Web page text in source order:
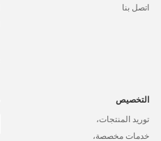
اتصل بنا
التخصيص
توريد المنتجات،
خدمات مخصصة،